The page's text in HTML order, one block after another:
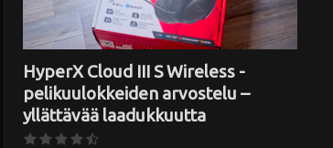
HyperX Cloud III S Wireless -
pelikuulokkeiden arvostelu –
yllättävää laadukkuutta